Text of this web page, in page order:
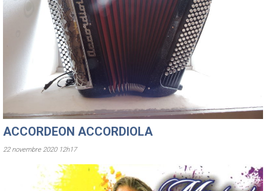
ACCORDEON ACCORDIOLA
22 novembre 2020 12h17